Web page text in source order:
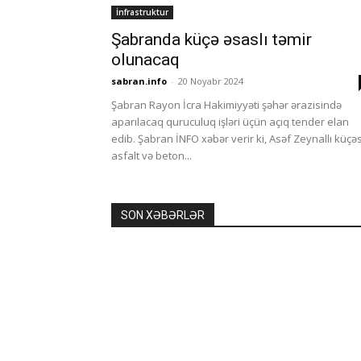
İnfrastruktur
Şabranda küçə əsaslı təmir
olunacaq
sabran.info - 20 Noyabr 2024
Şabran Rayon İcra Hakimiyyəti şəhər ərazisində
aparılacaq quruculuq işləri üçün açıq tender elan
edib. Şabran İNFO xəbər verir ki, Asəf Zeynallı
asfalt və beton...
SON XƏBƏRLƏR